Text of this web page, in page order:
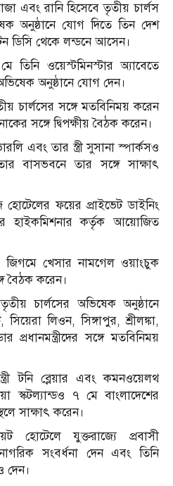
এবং রানি হিসেবে তৃতীয় চার্লস
অনুষ্ঠানে যোগ দিতে তিন দেশ
ডিসি থেকে লন্ডনে আসেন।
তিনি ওয়েস্টমিনস্টার অ্যাবেতে
অনুষ্ঠানে যোগ দেন।
চার্লসের সঙ্গে মতবিনিময় করেন
সঙ্গে দ্বিপক্ষীয় বৈঠক করেন।
এবং তার স্ত্রী সুসানা স্পার্কসও
বাসভবনে তার সঙ্গে সাক্ষাৎ
হোটেলের ফয়ের প্রাইভেট ডাইনিং
হাইকমিশনার কর্তৃক আয়োজিত
জিগমে খেসার নামগেল ওয়াংচুক
বৈঠক করেন।
চার্লসের অভিষেক অনুষ্ঠানে
লিওন, সিঙ্গাপুর, শ্রীলঙ্কা,
প্রধানমন্ত্রীদের সঙ্গে মতবিনিময়
টনি ব্লেয়ার এবং কমনওয়েলথ
স্কটল্যান্ডও ৭ মে বাংলাদেশের
সাক্ষাৎ করেন।
হোটেলে যুক্তরাজ্যে প্রবাসী
নাগরিক সংবর্ধনা দেন এবং তিনি
দেন।